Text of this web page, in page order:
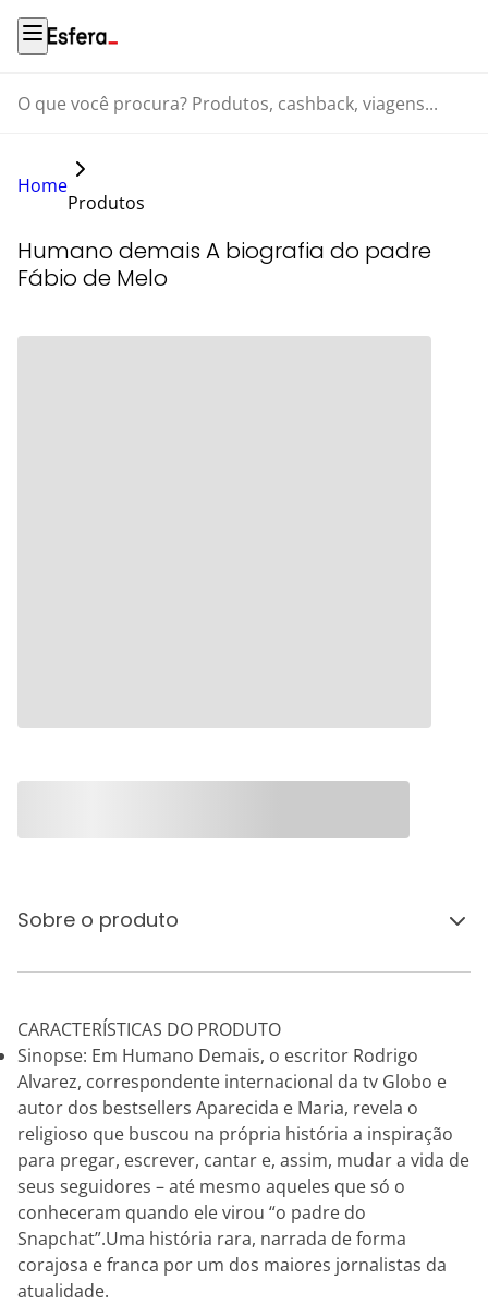
O que você procura? Produtos, cashback, viagens...
Home
Produtos
Humano demais A biografia do padre
Fábio de Melo
Sobre o produto
CARACTERÍSTICAS DO PRODUTO
Sinopse: Em Humano Demais, o escritor Rodrigo
Alvarez, correspondente internacional da tv Globo e
autor dos bestsellers Aparecida e Maria, revela o
religioso que buscou na própria história a inspiração
para pregar, escrever, cantar e, assim, mudar a vida de
seus seguidores – até mesmo aqueles que só o
conheceram quando ele virou “o padre do
Snapchat”.Uma história rara, narrada de forma
corajosa e franca por um dos maiores jornalistas da
atualidade.